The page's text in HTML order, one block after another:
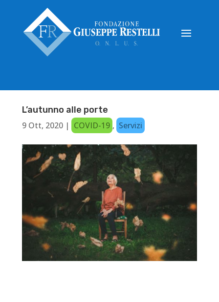
L’autunno alle porte
9 Ott, 2020| COVID-19 , Servizi